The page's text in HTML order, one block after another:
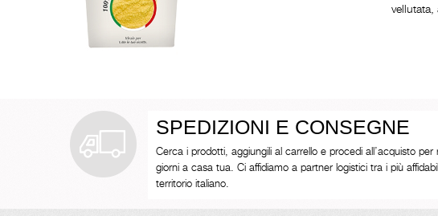
SPEDIZIONI E CONSEGNE
Cerca i prodotti, aggiungili al carrello e procedi all’acquisto per
giorni a casa tua. Ci affidiamo a partner logistici tra i più
territorio italiano.